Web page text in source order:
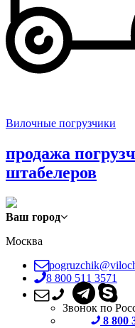
Вилочные погрузчики
продажа
штабелеров
Ваш город
Москва
8 800 511 3571
Звонок по
8 800